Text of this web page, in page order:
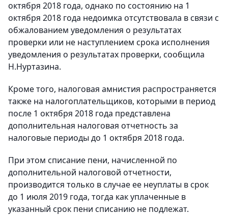
октября 2018 года, однако по состоянию на 1
октября 2018 года недоимка отсутствовала в связи с
обжалованием уведомления о результатах
проверки или не наступлением срока исполнения
уведомления о результатах проверки, сообщила
Н.Нуртазина.
Кроме того, налоговая амнистия распространяется
также на налогоплательщиков, которыми в период
после 1 октября 2018 года представлена
дополнительная налоговая отчетность за
налоговые периоды до 1 октября 2018 года.
При этом списание пени, начисленной по
дополнительной налоговой отчетности,
производится только в случае ее неуплаты в срок
до 1 июля 2019 года, тогда как уплаченные в
указанный срок пени списанию не подлежат.